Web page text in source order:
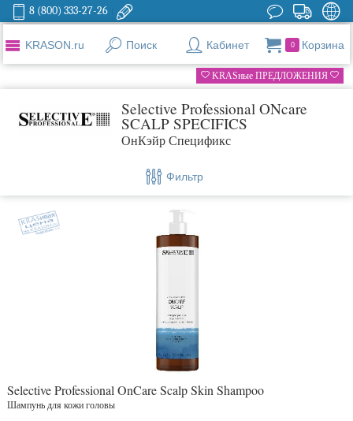
8 (800) 333-27-26
KRASON.ru Поиск Кабинет 0 Корзина
KRASные ПРЕДЛОЖЕНИЯ
Selective Professional ONcare
SCALP SPECIFICS
ОнКэйр Спецификс
Фильтр
Selective Professional OnCare Scalp Skin Shampoo
Шампунь для кожи головы